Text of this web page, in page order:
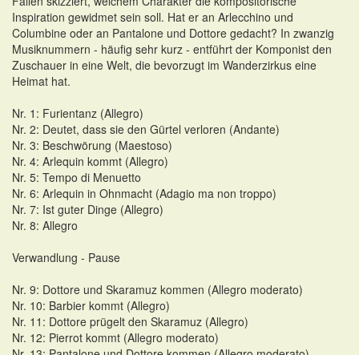
Inspiration gewidmet sein soll. Hat er an Arlecchino und
Columbine oder an Pantalone und Dottore gedacht? In zwanzig
Musiknummern - häufig sehr kurz - entführt der Komponist den
Zuschauer in eine Welt, die bevorzugt im Wanderzirkus eine
Heimat hat.
Nr. 1: Furientanz (Allegro)
Nr. 2: Deutet, dass sie den Gürtel verloren (Andante)
Nr. 3: Beschwörung (Maestoso)
Nr. 4: Arlequin kommt (Allegro)
Nr. 5: Tempo di Menuetto
Nr. 6: Arlequin in Ohnmacht (Adagio ma non troppo)
Nr. 7: Ist guter Dinge (Allegro)
Nr. 8: Allegro
Verwandlung - Pause
Nr. 9: Dottore und Skaramuz kommen (Allegro moderato)
Nr. 10: Barbier kommt (Allegro)
Nr. 11: Dottore prügelt den Skaramuz (Allegro)
Nr. 12: Pierrot kommt (Allegro moderato)